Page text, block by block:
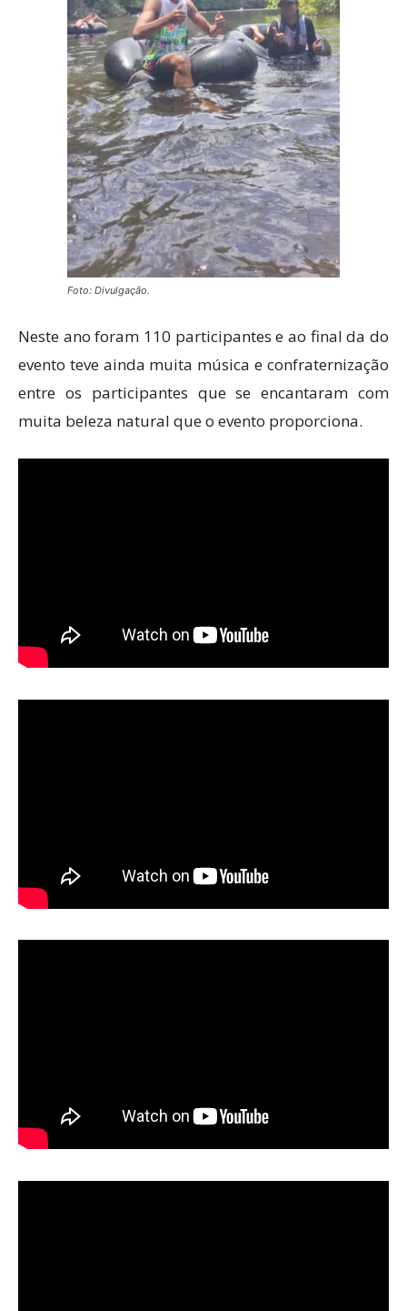
Foto: Divulgação.
Neste ano foram 110 participantes e ao final da do
evento teve ainda muita música e confraternização
entre os participantes que se encantaram com
muita beleza natural que o evento proporciona.